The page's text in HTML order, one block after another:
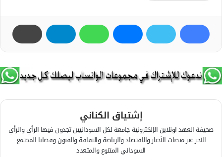
إشتياق الكناني
صحيفة العهد اونلاين الإلكترونية جامعة لكل السودانيين تجدون فيها الرأي والرأي
الآخر عبر منصات الأخبار والاقتصاد والرياضة والثقافة والفنون وقضايا المجتمع
السوداني المتنوع والمتعدد